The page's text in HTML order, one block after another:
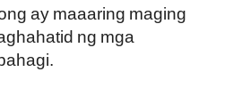
ay maaaring maging
ng mga